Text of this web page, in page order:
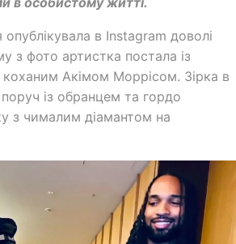
в Instagram доволі
з фото артистка постала із
Акімом Моррісом. Зірка в
із обранцем та гордо
з чималим діамантом на